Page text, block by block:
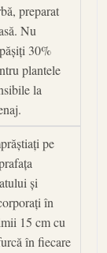
preparat
Nu
30%
plantele
la
pe
și
în
15 cm cu
în fiecare